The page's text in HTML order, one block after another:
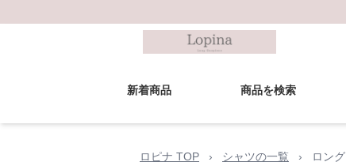
新着商品 商品を検索
ロピナ TOP › シャツの一覧 › ロン